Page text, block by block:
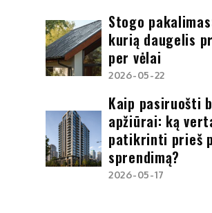
Stogo
kurią daugelis
per vėlai
2026-05-22
Kaip pasiruošti
apžiūrai: ką
patikrinti prieš
sprendimą?
2026-05-17